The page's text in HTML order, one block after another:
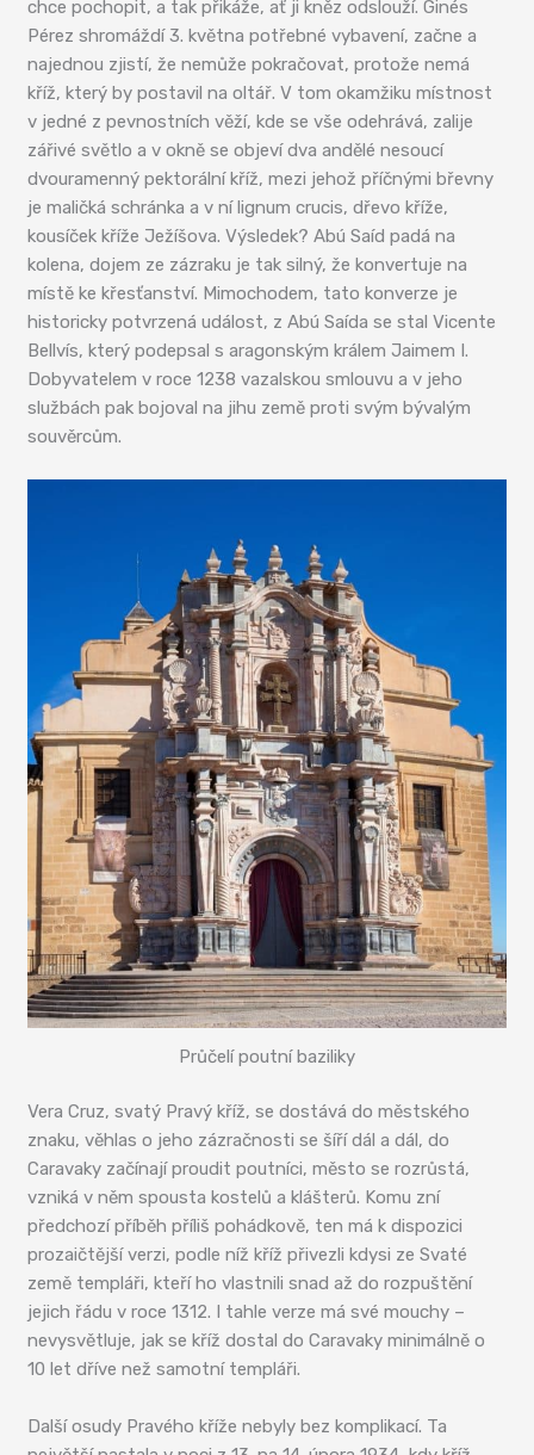
chce pochopit, a tak přikáže, ať ji kněz odslouží. Ginés
Pérez shromáždí 3. května potřebné vybavení, začne a
najednou zjistí, že nemůže pokračovat, protože nemá
kříž, který by postavil na oltář. V tom okamžiku místnost
v jedné z pevnostních věží, kde se vše odehrává, zalije
zářivé světlo a v okně se objeví dva andělé nesoucí
dvouramenný pektorální kříž, mezi jehož příčnými břevny
je maličká schránka a v ní lignum crucis, dřevo kříže,
kousíček kříže Ježíšova. Výsledek? Abú Saíd padá na
kolena, dojem ze zázraku je tak silný, že konvertuje na
místě ke křesťanství. Mimochodem, tato konverze je
historicky potvrzená událost, z Abú Saída se stal Vicente
Bellvís, který podepsal s aragonským králem Jaimem I.
Dobyvatelem v roce 1238 vazalskou smlouvu a v jeho
službách pak bojoval na jihu země proti svým bývalým
souvěrcům.
Průčelí poutní baziliky
Vera Cruz, svatý Pravý kříž, se dostává do městského
znaku, věhlas o jeho zázračnosti se šíří dál a dál, do
Caravaky začínají proudit poutníci, město se rozrůstá,
vzniká v něm spousta kostelů a klášterů. Komu zní
předchozí příběh příliš pohádkově, ten má k dispozici
prozaičtější verzi, podle níž kříž přivezli kdysi ze Svaté
země templáři, kteří ho vlastnili snad až do rozpuštění
jejich řádu v roce 1312. I tahle verze má své mouchy –
nevysvětluje, jak se kříž dostal do Caravaky minimálně o
10 let dříve než samotní templáři.
Další osudy Pravého kříže nebyly bez komplikací. Ta